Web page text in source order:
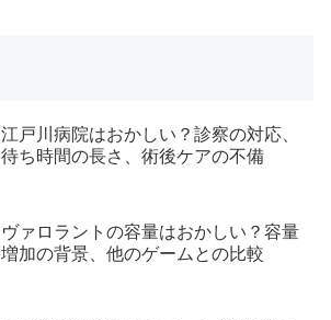
江戸川病院はおかしい？診察の対応、
待ち時間の長さ、術後ケアの不備
ヴァロラントの容量はおかしい？容量
増加の背景、他のゲームとの比較